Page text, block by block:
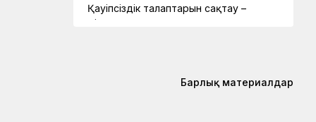
Қауіпсіздік талаптарын сақтау –
міндет
Барлық материалдар